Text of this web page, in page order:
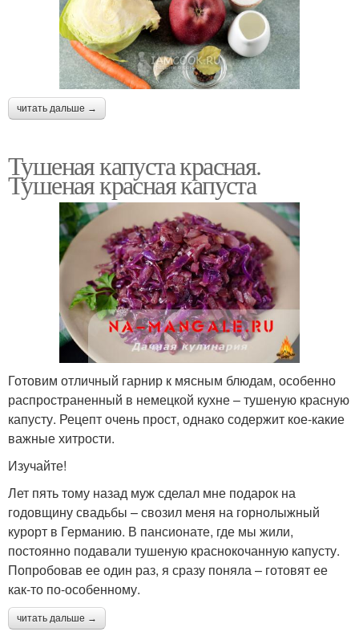
читать дальше →
Тушеная капуста красная.
Тушеная красная капуста
Готовим отличный гарнир к мясным блюдам, особенно
распространенный в немецкой кухне – тушеную красную
капусту. Рецепт очень прост, однако содержит кое-какие
важные хитрости.
Изучайте!
Лет пять тому назад муж сделал мне подарок на
годовщину свадьбы – свозил меня на горнолыжный
курорт в Германию. В пансионате, где мы жили,
постоянно подавали тушеную краснокочанную капусту.
Попробовав ее один раз, я сразу поняла – готовят ее
как-то по-особенному.
читать дальше →